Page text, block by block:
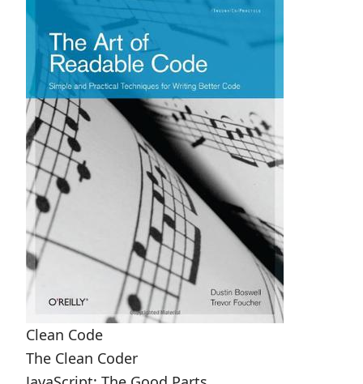
Clean Code
The Clean Coder